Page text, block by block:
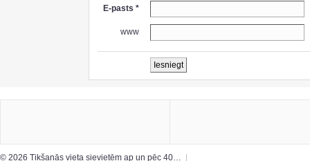
E-pasts *
www
© 2026 Tikšanās vieta sievietēm ap un pēc 40…